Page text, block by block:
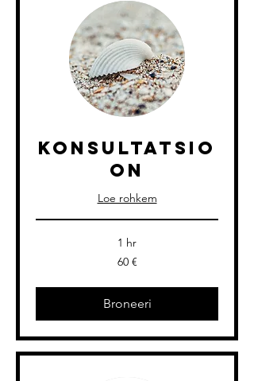
Konsultatsio
on
Loe rohkem
1 hr
60 €
Broneeri